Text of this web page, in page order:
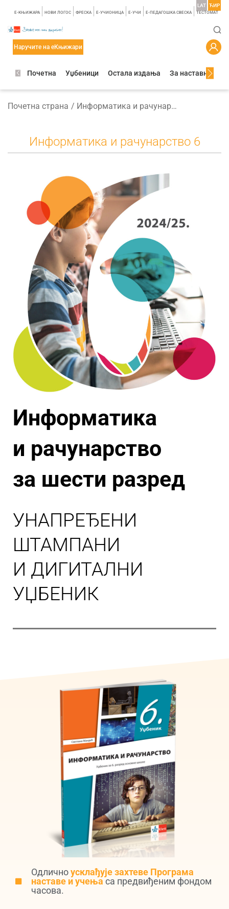
E-КЊИЖАРА НОВИ ЛОГОС ФРЕСКА E-УЧИОНИЦА E-УЧИ Е-ПЕДАГОШКА СВЕСКА TЕСТОМАТ
LAT ЋИР
Наручите на еКњижари
Почетна Уџбеници Остала издања За наставнике
Почетна страна Информатика и рачунарство 6
Информатика и рачунарство 6
Информатика
и рачунарство
за шести разред
УНАПРЕЂЕНИ
ШТАМПАНИ
И ДИГИТАЛНИ
УЏБЕНИК
Одличноусклађује захтеве Програма
наставе и учења са предвиђеним фондом
часова.